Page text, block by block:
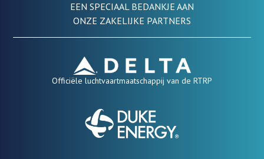
EEN SPECIAAL BEDANKJE AAN
ONZE ZAKELIJKE PARTNERS
Officiële luchtvaartmaatschappij van de RTRP